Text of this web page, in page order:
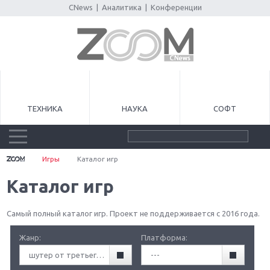
CNews Аналитика Конференции
ТЕХНИКА НАУКА СОФТ
Игры Каталог игр
Каталог игр
Самый полный каталог игр. Проект не поддерживается с 2016 года.
Жанр:
шутер от третьего лица (TPS)
Платформа:
---